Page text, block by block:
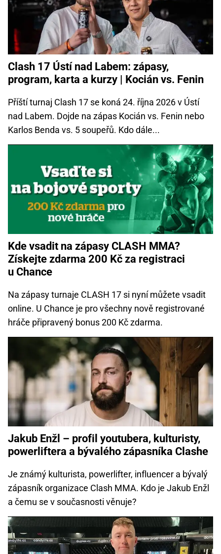
Clash 17 Ústí nad Labem: zápasy,
program, karta a kurzy | Kocián vs. Fenin
Příští turnaj Clash 17 se koná 24. října 2026 v Ústí
nad Labem. Dojde na zápas Kocián vs. Fenin nebo
Karlos Benda vs. 5 soupeřů. Kdo dále...
Kde vsadit na zápasy CLASH MMA?
Získejte zdarma 200 Kč za registraci
u Chance
Na zápasy turnaje CLASH 17 si nyní můžete vsadit
online. U Chance je pro všechny nově registrované
hráče připravený bonus 200 Kč zdarma.
Jakub Enžl – profil youtubera, kulturisty,
powerliftera a bývalého zápasníka Clashe
Je známý kulturista, powerlifter, influencer a bývalý
zápasník organizace Clash MMA. Kdo je Jakub Enžl
a čemu se v současnosti věnuje?